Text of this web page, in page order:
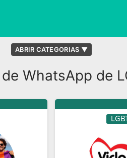
BBB Carros e Motos
Esportes Estudos
Novelas Profissoes
ABRIR CATEGORIAS ▼
WhatsApp de